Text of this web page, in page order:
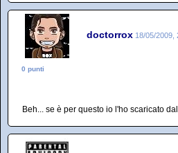
doctorrox 18/05/2009,
0 punti
Beh... se è per questo io l'ho scaricato